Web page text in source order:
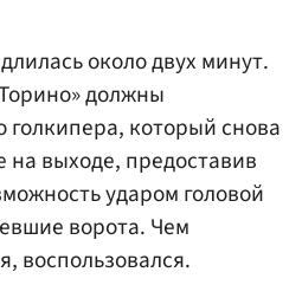
около двух минут.
должны
голкипера, который снова
на выходе, предоставив
ударом головой
ворота. Чем
воспользовался.